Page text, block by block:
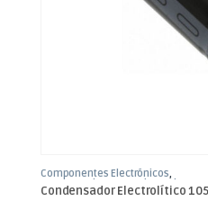
Componentes Electrónicos,
Condensadores
Condensadores
Electrolíticos
Condensador Electrolítico